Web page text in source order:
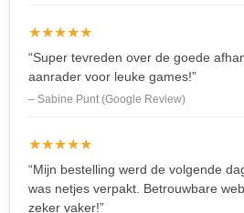
★★★★★
“Super tevreden over de goede
aanrader voor leuke games!”
– Sabine Punt (Google Review)
★★★★★
“Mijn bestelling werd de volgende
was netjes verpakt. Betrouwbare
zeker vaker!”